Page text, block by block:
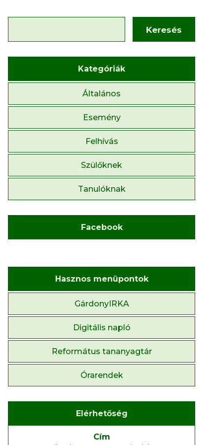
Keresés
Kategóriák
Általános
Esemény
Felhívás
Szülőknek
Tanulóknak
Facebook
Hasznos menüpontok
GárdonyIRKA
Digitális napló
Református tananyagtár
Órarendek
Elérhetőség
Cím